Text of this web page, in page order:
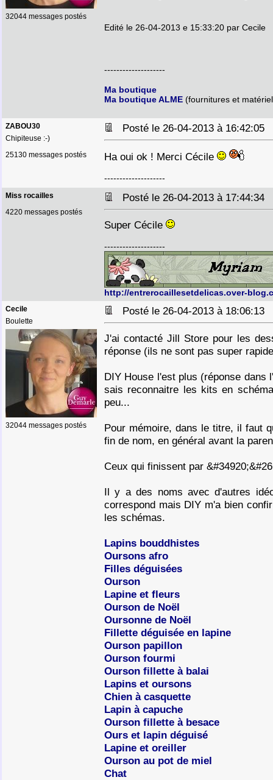
32044 messages postés
Edité le 26-04-2013 e 15:33:20 par Cecile
--------------------
Ma boutique
Ma boutique ALME (fournitures et
ZABOU30
Chipiteuse :-)
25130 messages postés
Posté le 26-04-2013 à 16:42:05
Ha oui ok ! Merci Cécile
--------------------
Miss rocailles
4220 messages postés
Posté le 26-04-2013 à 17:44:34
Super Cécile
--------------------
http://entrerocaillesetdelicas.over-
Cecile
Boulette
32044 messages postés
Posté le 26-04-2013 à 18:06:13
J'ai contacté Jill Store pour les
réponse (ils ne sont pas super
DIY House l'est plus (réponse
sais reconnaitre les kits en
peu...
Pour mémoire, dans le titre, il faut
fin de nom, en général avant la
Ceux qui finissent par
Il y a des noms avec d'autres
correspond mais DIY m'a bien
les schémas.
Lapins bouddhistes
Oursons afro
Filles déguisées
Ourson
Lapine et fleurs
Ourson de Noël
Oursonne de Noël
Fillette déguisée en lapine
Ourson papillon
Ourson fourmi
Ourson fillette à balai
Lapins et oursons
Chien à casquette
Lapin à capuche
Ourson fillette à besace
Ours et lapin déguisé
Lapine et oreiller
Ourson au pot de miel
Chat